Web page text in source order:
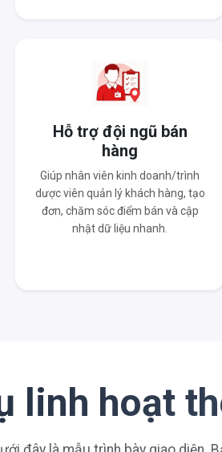
Hỗ trợ đội ngũ bán
hàng
Giúp nhân viên kinh doanh/trình
dược viên quản lý khách hàng, tạo
đơn, chăm sóc điểm bán và cập
nhật dữ liệu nhanh.
linh hoạt